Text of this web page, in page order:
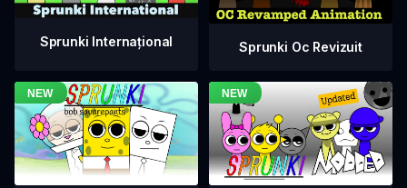
Sprunki Internațional Sprunki Oc Revizuit